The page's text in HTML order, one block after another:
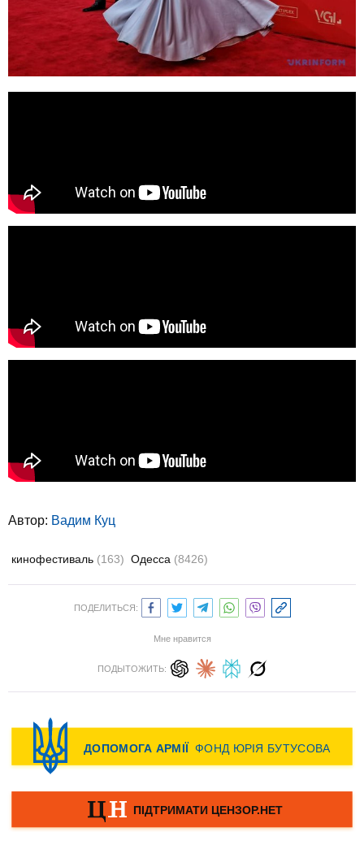
Автор: Вадим Куц
кинофестиваль (163) Одесса (8426)
ПОДЕЛИТЬСЯ:
Мне нравится
ПОДЫТОЖИТЬ: